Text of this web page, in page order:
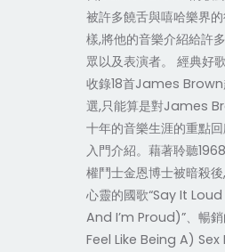
被許多饒舌與嘻哈樂界
樣,將他的音樂介紹給許
眾以及表演者。 經典好
收錄18首James Brown
選,只能算是對James
十年的音樂生涯的重點
入門介紹。藉著聆聽
權鬥士金恩博士被暗殺
心靈的國歌“Say It
And I’m Proud)”、暢
Feel Like Being A) Sex